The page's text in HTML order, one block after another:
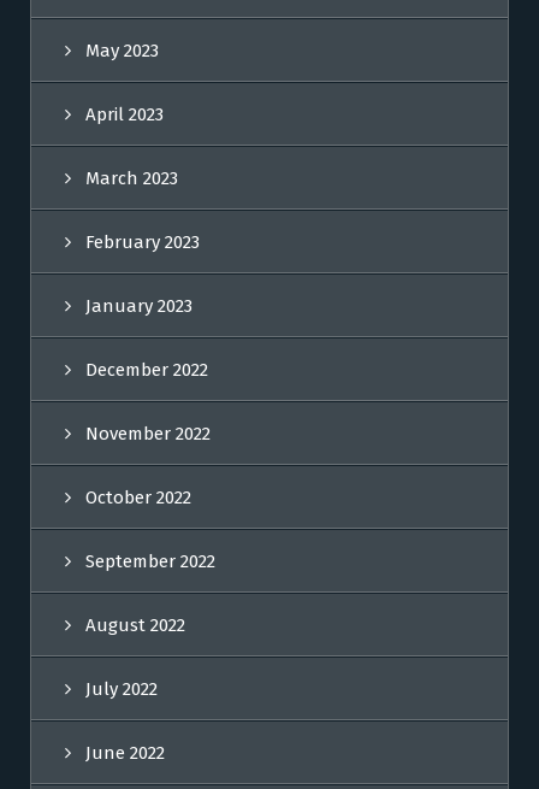
May 2023
April 2023
March 2023
February 2023
January 2023
December 2022
November 2022
October 2022
September 2022
August 2022
July 2022
June 2022